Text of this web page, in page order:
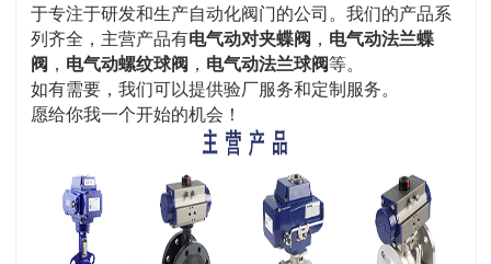
于专注于研发和生产自动化阀门的公司。我们的产品系
列齐全，主营产品有电气动对夹蝶阀 ， 电气动法兰蝶
阀 ， 电气动螺纹球阀 ， 电气动法兰球阀等。
如有需要，我们可以提供验厂服务和定制服务。
愿给你我一个开始的机会！